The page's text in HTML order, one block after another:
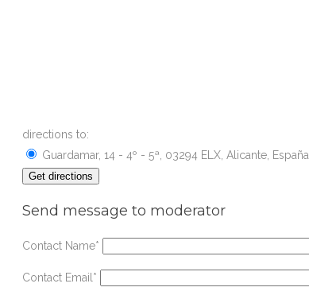
directions to:
Guardamar, 14 - 4º - 5ª, 03294 ELX, Alicante, España
Send message to moderator
Contact Name*
Contact Email *